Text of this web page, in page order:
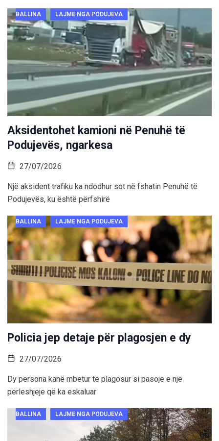
BALLINA LAJME NGA PODUJEVA
Aksidentohet kamioni në Penuhë të
Podujevës, ngarkesa
27/07/2026
Një aksident trafiku ka ndodhur sot në fshatin Penuhë të
Podujevës, ku është përfshirë
BALLINA LAJME NGA PODUJEVA
Policia jep detaje për plagosjen e dy
27/07/2026
Dy persona kanë mbetur të plagosur si pasojë e një
përleshjeje që ka eskaluar
BALLINA LAJME NGA PODUJEVA